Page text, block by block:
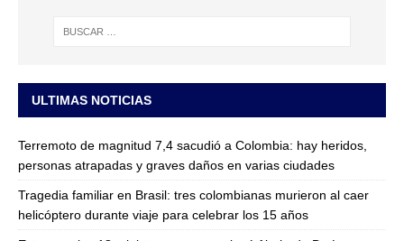
ULTIMAS NOTICIAS
Terremoto de magnitud 7,4 sacudió a Colombia: hay heridos,
personas atrapadas y graves daños en varias ciudades
Tragedia familiar en Brasil: tres colombianas murieron al caer
helicóptero durante viaje para celebrar los 15 años